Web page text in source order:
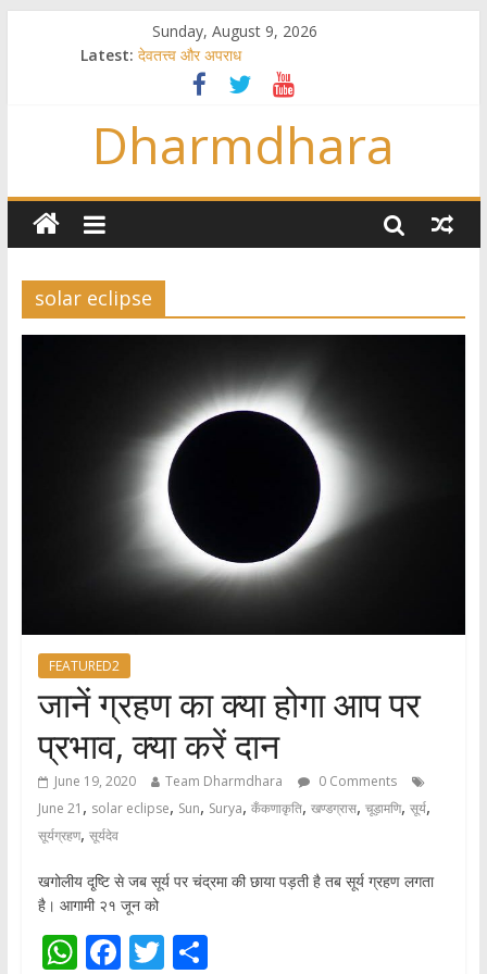
Sunday, August 9, 2026
Latest: देवतत्त्व और अपराध
स्त्रियाँ वेदाधिकारिणी क्यों नहीं हैं
विश्व का सबसे बड़ा और वैज्ञानिक समय गणना तन्त्र
तुम्हीं हो माता, पिता तुम्हीं हो ??
गौ सेवा और राजयोग
Dharmdhara
solar eclipse
FEATURED2
जानें ग्रहण का क्या होगा आप पर
प्रभाव, क्या करें दान
June 19, 2020 Team Dharmdhara
0 Comments
June 21 , solar eclipse, Sun, Surya, कँकणाकृति, खण्डग्रास, चूड़ामणि, सूर्य,
सूर्यग्रहण, सूर्यदेव
खगोलीय दृ्ष्टि से जब सूर्य पर चंद्रमा की छाया पड़ती है तब सूर्य ग्रहण लगता
है। आगामी २१ जून को
W F T S